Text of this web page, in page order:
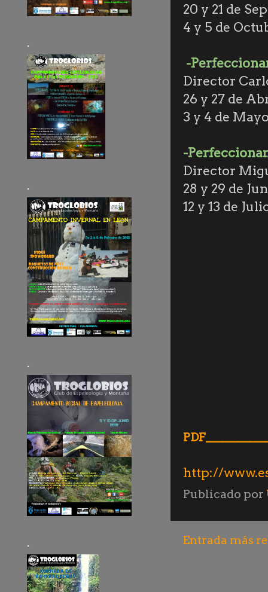
20 y 21 de
4 y 5 de
-
Director
26 y 27 de
3 y 4 de
-
Director
28 y 29 de
12 y 13 de
http://
Publicado por
Entrada más
.
.
.
.